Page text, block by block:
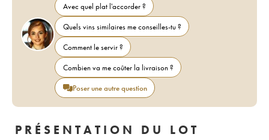
Avec quel plat l'accorder ?
Quels vins similaires me conseilles-tu ?
Comment le servir ?
Combien va me coûter la livraison ?
Poser une autre question
PRÉSENTATION DU LOT